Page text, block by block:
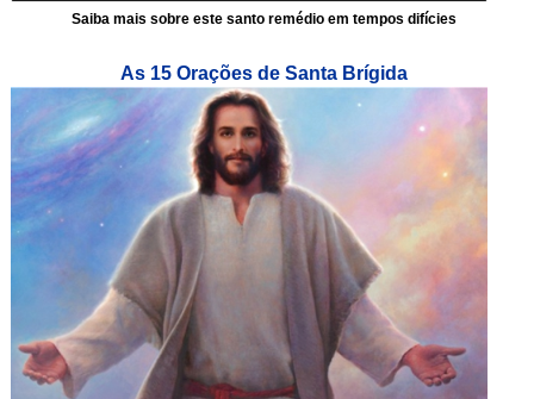
Saiba mais sobre este santo remédio em tempos difícies
As 15 Orações de Santa Brígida